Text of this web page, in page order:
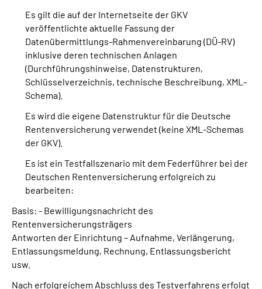
Es gilt die auf der Internetseite der GKV
veröffentlichte aktuelle Fassung der
Datenübermittlungs-Rahmenvereinbarung (DÜ-RV)
inklusive deren technischen Anlagen
(Durchführungshinweise, Datenstrukturen,
Schlüsselverzeichnis, technische Beschreibung, XML-
Schema).
Es wird die eigene Datenstruktur für die Deutsche
Rentenversicherung verwendet (keine XML-Schemas
der GKV).
Es ist ein Testfallszenario mit dem Federführer bei der
Deutschen Rentenversicherung erfolgreich zu
bearbeiten:
Basis: - Bewilligungsnachricht des
Rentenversicherungsträgers
Antworten der Einrichtung – Aufnahme, Verlängerung,
Entlassungsmeldung, Rechnung, Entlassungsbericht
usw.
Nach erfolgreichem Abschluss des Testverfahrens erfolgt